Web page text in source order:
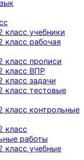
класс учебники
класс рабочая
класс прописи
класс ВПР
класс задачи
класс тестовые
класс контрольные
класс
работы
класс учебные